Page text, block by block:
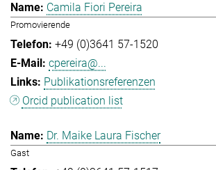
Camila Fiori Pereira
Promovierende
+49 (0)3641 57-1520
cpereira@...
Publikationsreferenzen
Orcid publication list
Dr. Maike Laura Fischer
Gast